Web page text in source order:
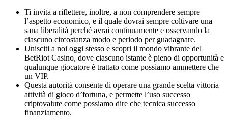
Ti invita a riflettere, inoltre, a non comprendere sempre
l’aspetto economico, e il quale dovrai sempre coltivare una
sana liberalità perché avrai continuamente e osservando la
ciascuno circostanza modo e periodo per guadagnare.
Unisciti a noi oggi stesso e scopri il mondo vibrante del
BetRiot Casino, dove ciascuno istante è pieno di opportunità e
qualunque giocatore è trattato come possiamo ammettere che
un VIP.
Questa autorità consente di operare una grande scelta vittoria
attività di gioco d’fortuna, e permette l’uso successo
criptovalute come possiamo dire che tecnica successo
finanziamento.